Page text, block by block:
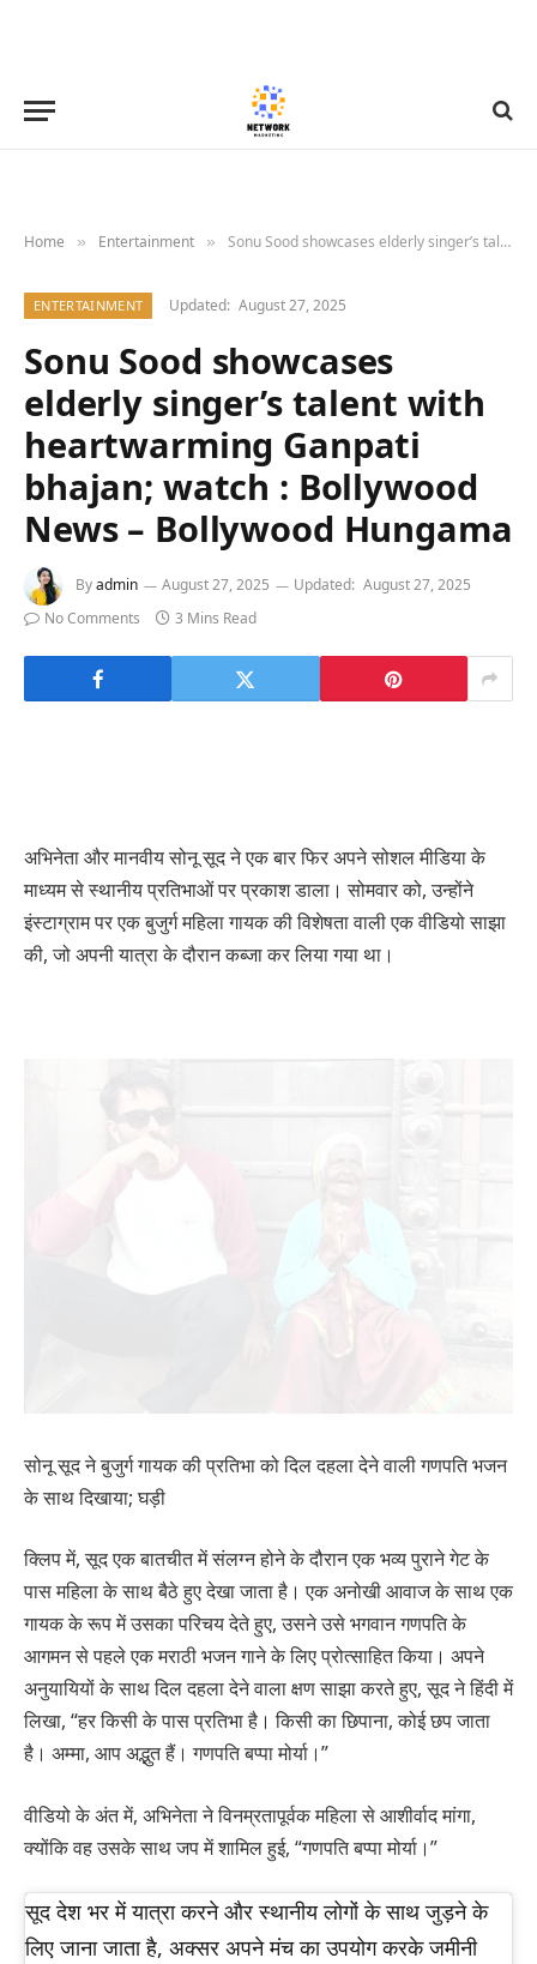
Home » Entertainment » Sonu Sood showcases elderly singer’s talent with heartwarming Ganpati bhajan; watch : Bollywood News – Bollywood Hungama
ENTERTAINMENT Updated: August 27, 2025
Sonu Sood showcases
elderly singer’s talent with
heartwarming Ganpati
bhajan; watch : Bollywood
News – Bollywood Hungama
Byadmin August 27, 2025 Updated: August 27, 2025
No Comments
3 Mins Read
अभिनेता और मानवीय सोनू सूद ने एक बार फिर अपने सोशल मीडिया के
माध्यम से स्थानीय प्रतिभाओं पर प्रकाश डाला। सोमवार को, उन्होंने
इंस्टाग्राम पर एक बुजुर्ग महिला गायक की विशेषता वाली एक वीडियो साझा
की, जो अपनी यात्रा के दौरान कब्जा कर लिया गया था।
सोनू सूद ने बुजुर्ग गायक की प्रतिभा को दिल दहला देने वाली गणपति भजन
के साथ दिखाया; घड़ी
क्लिप में, सूद एक बातचीत में संलग्न होने के दौरान एक भव्य पुराने गेट के
पास महिला के साथ बैठे हुए देखा जाता है। एक अनोखी आवाज के साथ एक
गायक के रूप में उसका परिचय देते हुए, उसने उसे भगवान गणपति के
आगमन से पहले एक मराठी भजन गाने के लिए प्रोत्साहित किया। अपने
अनुयायियों के साथ दिल दहला देने वाला क्षण साझा करते हुए, सूद ने हिंदी में
लिखा, “हर किसी के पास प्रतिभा है। किसी का छिपाना, कोई छप जाता
है। अम्मा, आप अद्भुत हैं। गणपति बप्पा मोर्या।”
वीडियो के अंत में, अभिनेता ने विनम्रतापूर्वक महिला से आशीर्वाद मांगा,
क्योंकि वह उसके साथ जप में शामिल हुई, “गणपति बप्पा मोर्या।”
सूद देश भर में यात्रा करने और स्थानीय लोगों के साथ जुड़ने के
लिए जाना जाता है, अक्सर अपने मंच का उपयोग करके जमीनी